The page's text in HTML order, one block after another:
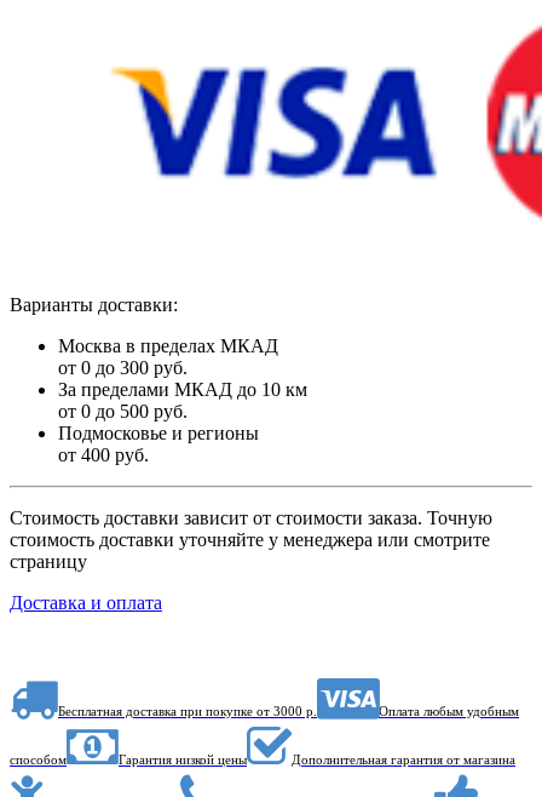
Варианты доставки:
Москва в пределах МКАД
от 0 до 300 руб.
За пределами МКАД до 10 км
от 0 до 500 руб.
Подмосковье и регионы
от 400 руб.
Стоимость доставки зависит от стоимости заказа. Точную
стоимость доставки уточняйте у менеджера или смотрите
страницу
Доставка и оплата
Бесплатная доставка при покупке от 3000 р. Оплата любым удобным
способом Гарантия низкой цены Дополнительная гарантия от магазина